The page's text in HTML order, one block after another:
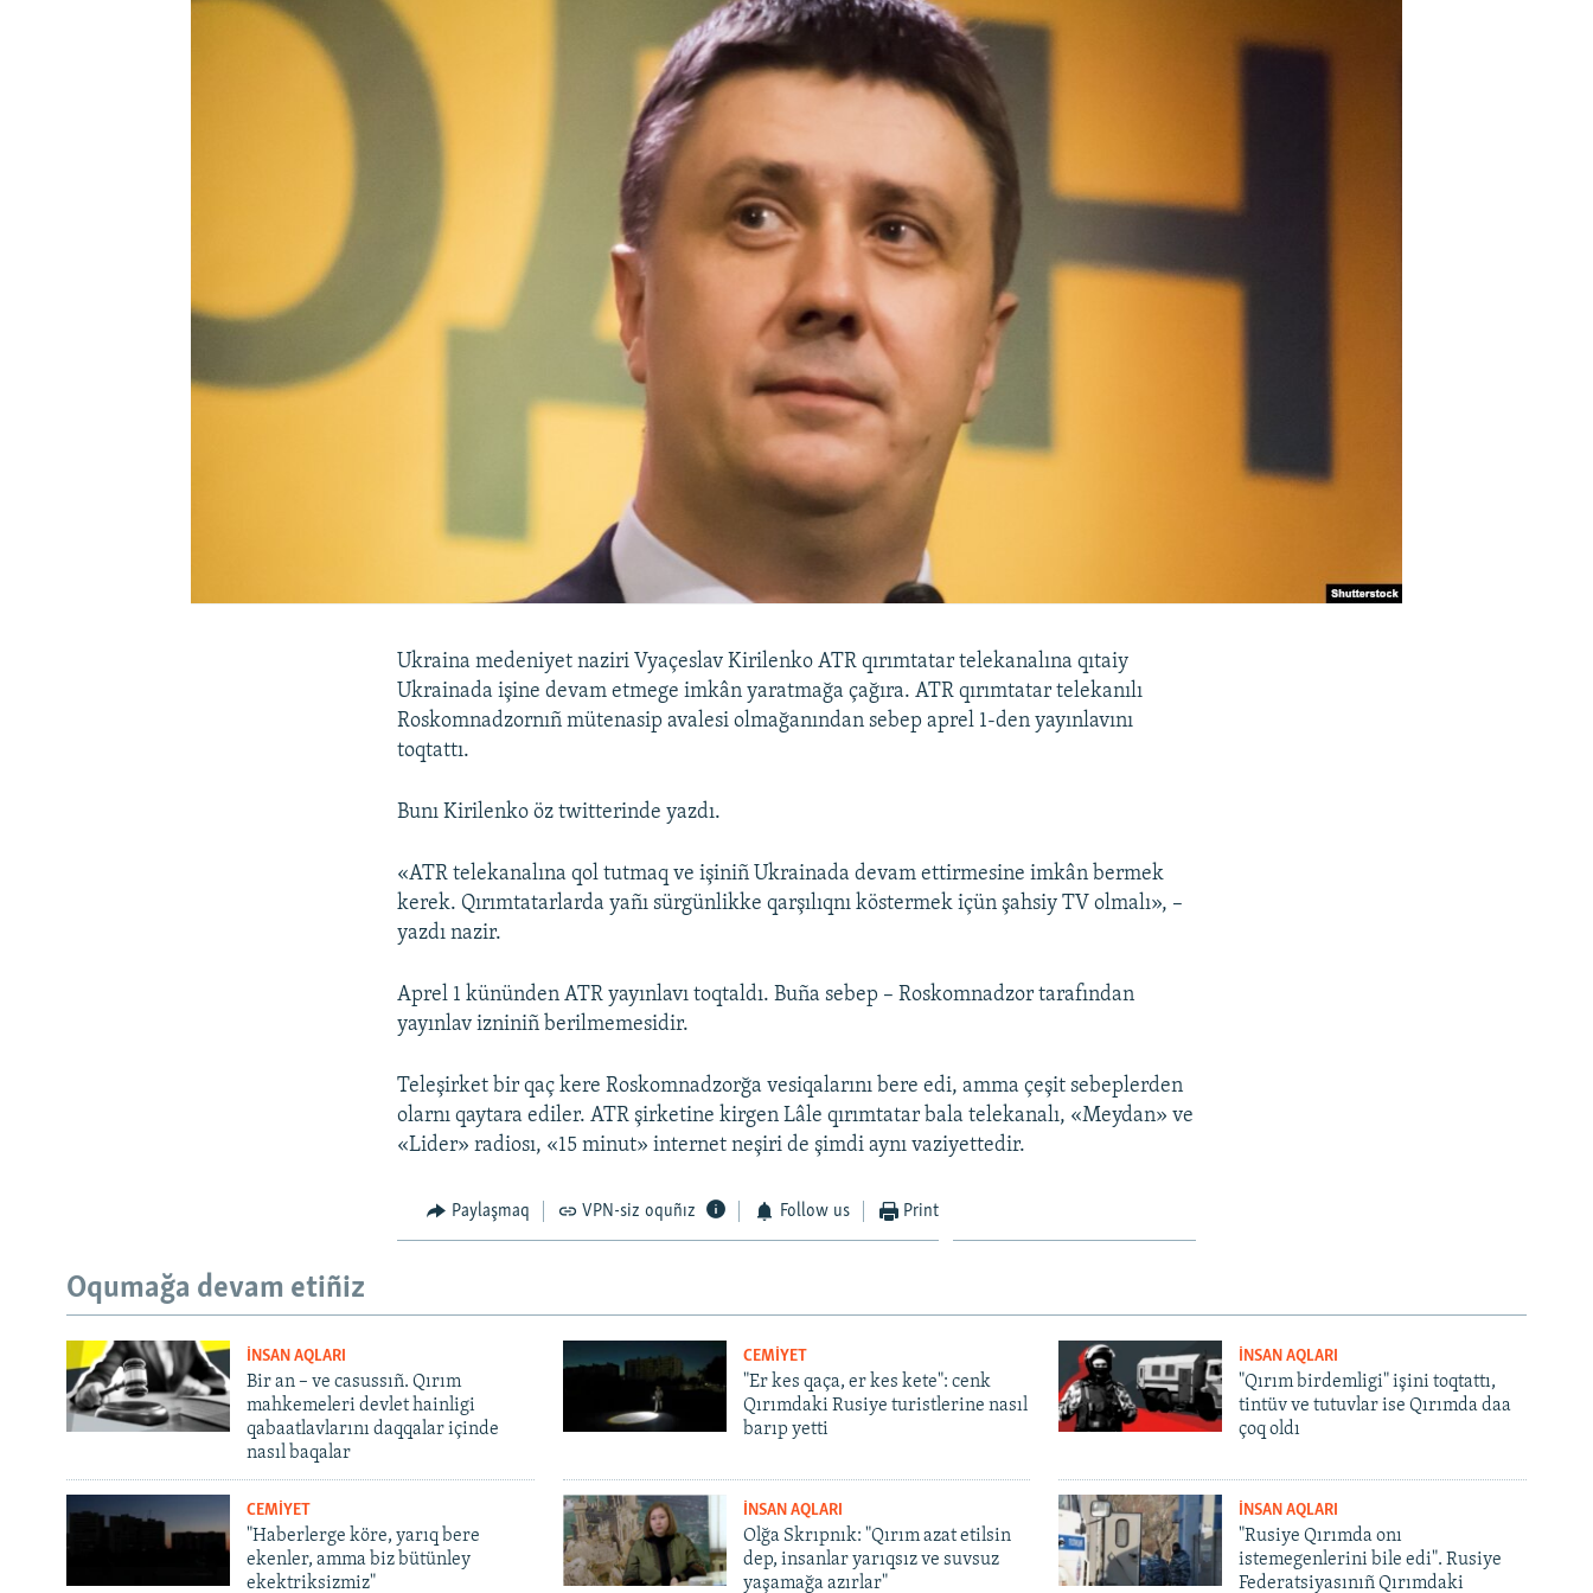
Ukraina medeniyet naziri Vyaçeslav Kirilenko ATR qırımtatar telekanalına qıtaiy
Ukrainada işine devam etmege imkân yaratmağa çağıra. ATR qırımtatar telekanılı
Roskomnadzornıñ mütenasip avalesi olmağanından sebep aprel 1-den yayınlavını
toqtattı.
Bunı Kirilenko öz twitterinde yazdı.
«ATR telekanalına qol tutmaq ve işiniñ Ukrainada devam ettirmesine imkân bermek
kerek. Qırımtatarlarda yañı sürgünlikke qarşılıqnı köstermek içün şahsiy TV olmalı», –
yazdı nazir.
Aprel 1 kününden ATR yayınlavı toqtaldı. Buña sebep – Roskomnadzor tarafından
yayınlav izniniñ berilmemesidir.
Teleşirket bir qaç kere Roskomnadzorğa vesiqalarını bere edi, amma çeşit sebeplerden
olarnı qaytara ediler. ATR şirketine kirgen Lâle qırımtatar bala telekanalı, «Meydan» ve
«Lider» radiosı, «15 minut» internet neşiri de şimdi aynı vaziyettedir.
Paylaşmaq VPN-siz oquñız Follow us Print
Oqumağa devam etiñiz
İNSAN AQLARI
Bir an – ve casussıñ. Qırım
mahkemeleri devlet hainligi
qabaatlavlarını daqqalar içinde
nasıl baqalar
CEMİYET
"Er kes qaça, er kes kete": cenk
Qırımdaki Rusiye turistlerine nasıl
barıp yetti
İNSAN AQLARI
"Qırım birdemligi" işini toqtattı,
tintüv ve tutuvlar ise Qırımda daa
çoq oldı
CEMİYET
"Haberlerge köre, yarıq bere
ekenler, amma biz bütünley
ekektriksizmiz"
İNSAN AQLARI
Olğa Skrıpnık: "Qırım azat etilsin
dep, insanlar yarıqsız ve suvsuz
yaşamağa azırlar"
İNSAN AQLARI
"Rusiye Qırımda onı
istemegenlerini bile edi". Rusiye
Federatsiyasınıñ Qırımdaki